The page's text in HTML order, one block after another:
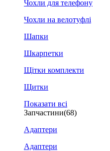
Чохли для телефону
Чохли на велотуфлі
Шапки
Шкарпетки
Щітки комплекти
Щитки
Показати всі
Запчастини(68)
Адаптери
Адаптери